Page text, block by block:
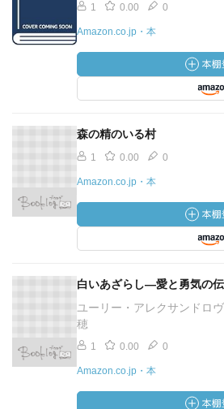
1 0.00 0
Amazon.co.jp・本
森の精のいる村
1 0.00 0
Amazon.co.jp・本
白いあざらし―愛と勇気の
ユーリー・アレクサンドロ
穂
1 0.00 0
Amazon.co.jp・本